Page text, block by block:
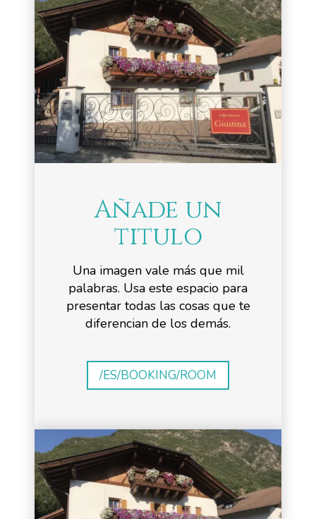
Añade un
titulo
Una imagen vale más que mil
palabras. Usa este espacio para
presentar todas las cosas que te
diferencian de los demás.
/ES/BOOKING/ROOM